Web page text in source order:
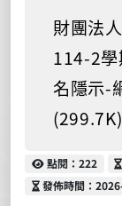
財團法
114-2
名隱示-
(299.7K)
點閱
點閱：222
發佈時間
發佈時間：